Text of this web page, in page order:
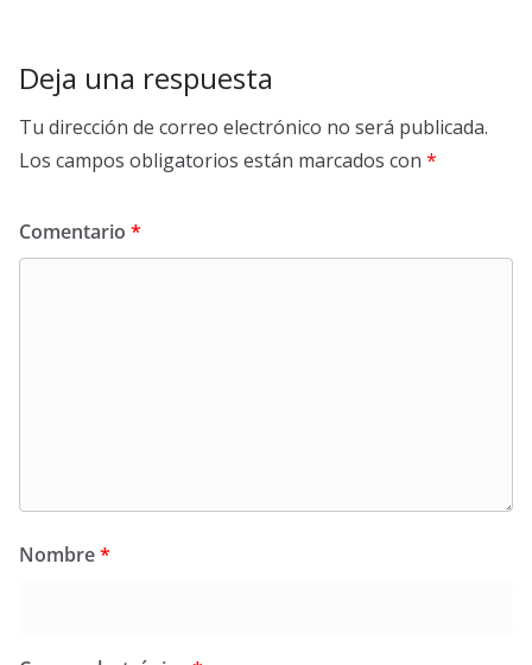
Deja una respuesta
Tu dirección de correo electrónico no será publicada.
Los campos obligatorios están marcados con *
Comentario *
Nombre*